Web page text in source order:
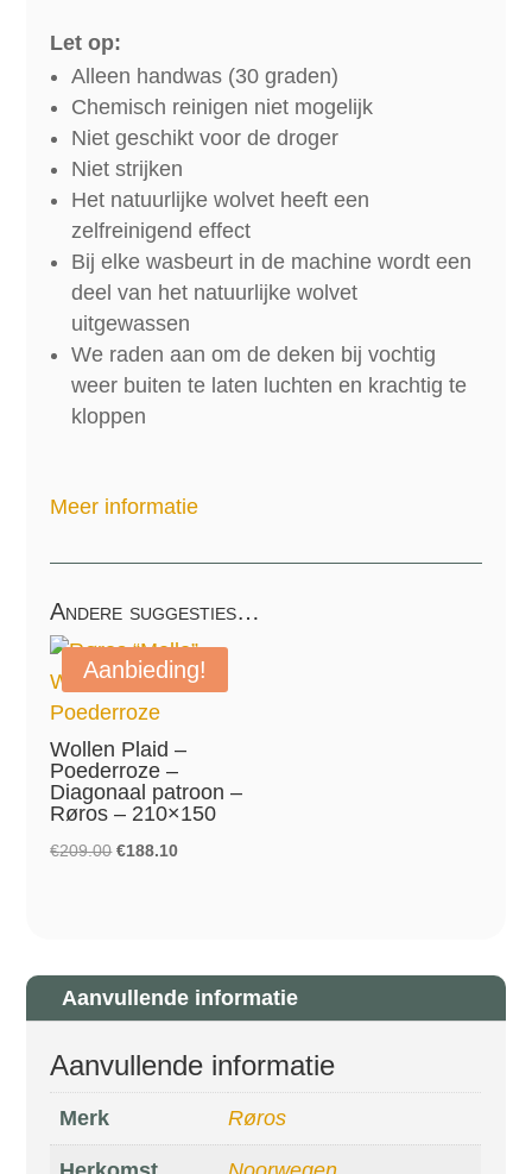
Let op:
Alleen handwas (30 graden)
Chemisch reinigen niet mogelijk
Niet geschikt voor de droger
Niet strijken
Het natuurlijke wolvet heeft een
zelfreinigend effect
Bij elke wasbeurt in de machine wordt een
deel van het natuurlijke wolvet
uitgewassen
We raden aan om de deken bij vochtig
weer buiten te laten luchten en krachtig te
kloppen
Meer informatie
Andere suggesties…
Aanbieding!
Wollen Plaid –
Poederroze –
Diagonaal patroon –
Røros – 210×150
€209.00 Oorspronkelijke
€188.10Huidige
Aanvullende informatie
Aanvullende informatie
Merk Røros